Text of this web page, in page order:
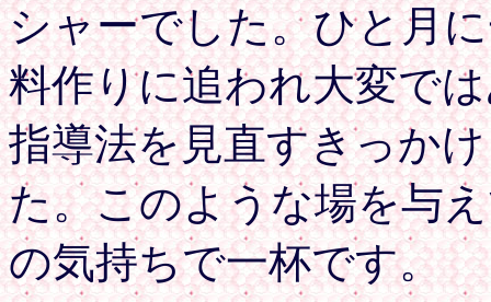
シャーでした。ひと月
料作りに追われ大変で
指導法を見直すきっか
た。このような場を与
の気持ちで一杯です。